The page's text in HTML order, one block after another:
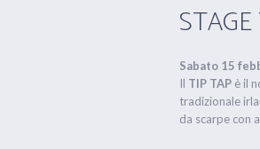
Sabato 15
Il TIP TAP è il
tradizionale
da scarpe con